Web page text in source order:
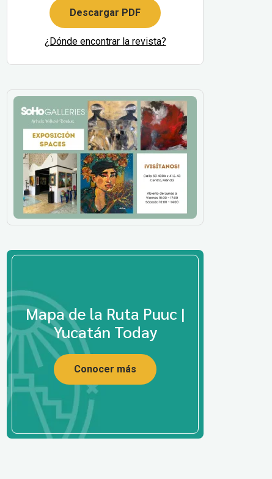
Descargar PDF
¿Dónde encontrar la revista?
Mapa de la Ruta Puuc |
Yucatán Today
Conocer más